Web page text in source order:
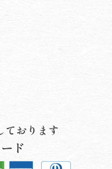
ております